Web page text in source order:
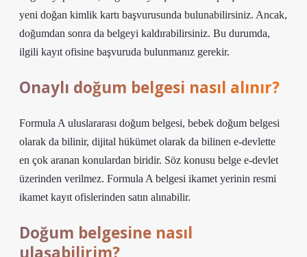
yeni doğan kimlik kartı başvurusunda bulunabilirsiniz. Ancak,
doğumdan sonra da belgeyi kaldırabilirsiniz. Bu durumda,
ilgili kayıt ofisine başvuruda bulunmanız gerekir.
Onaylı doğum belgesi nasıl alınır?
Formula A uluslararası doğum belgesi, bebek doğum belgesi
olarak da bilinir, dijital hükümet olarak da bilinen e-devlette
en çok aranan konulardan biridir. Söz konusu belge e-devlet
üzerinden verilmez. Formula A belgesi ikamet yerinin resmi
ikamet kayıt ofislerinden satın alınabilir.
Doğum belgesine nasıl
ulaşabilirim?